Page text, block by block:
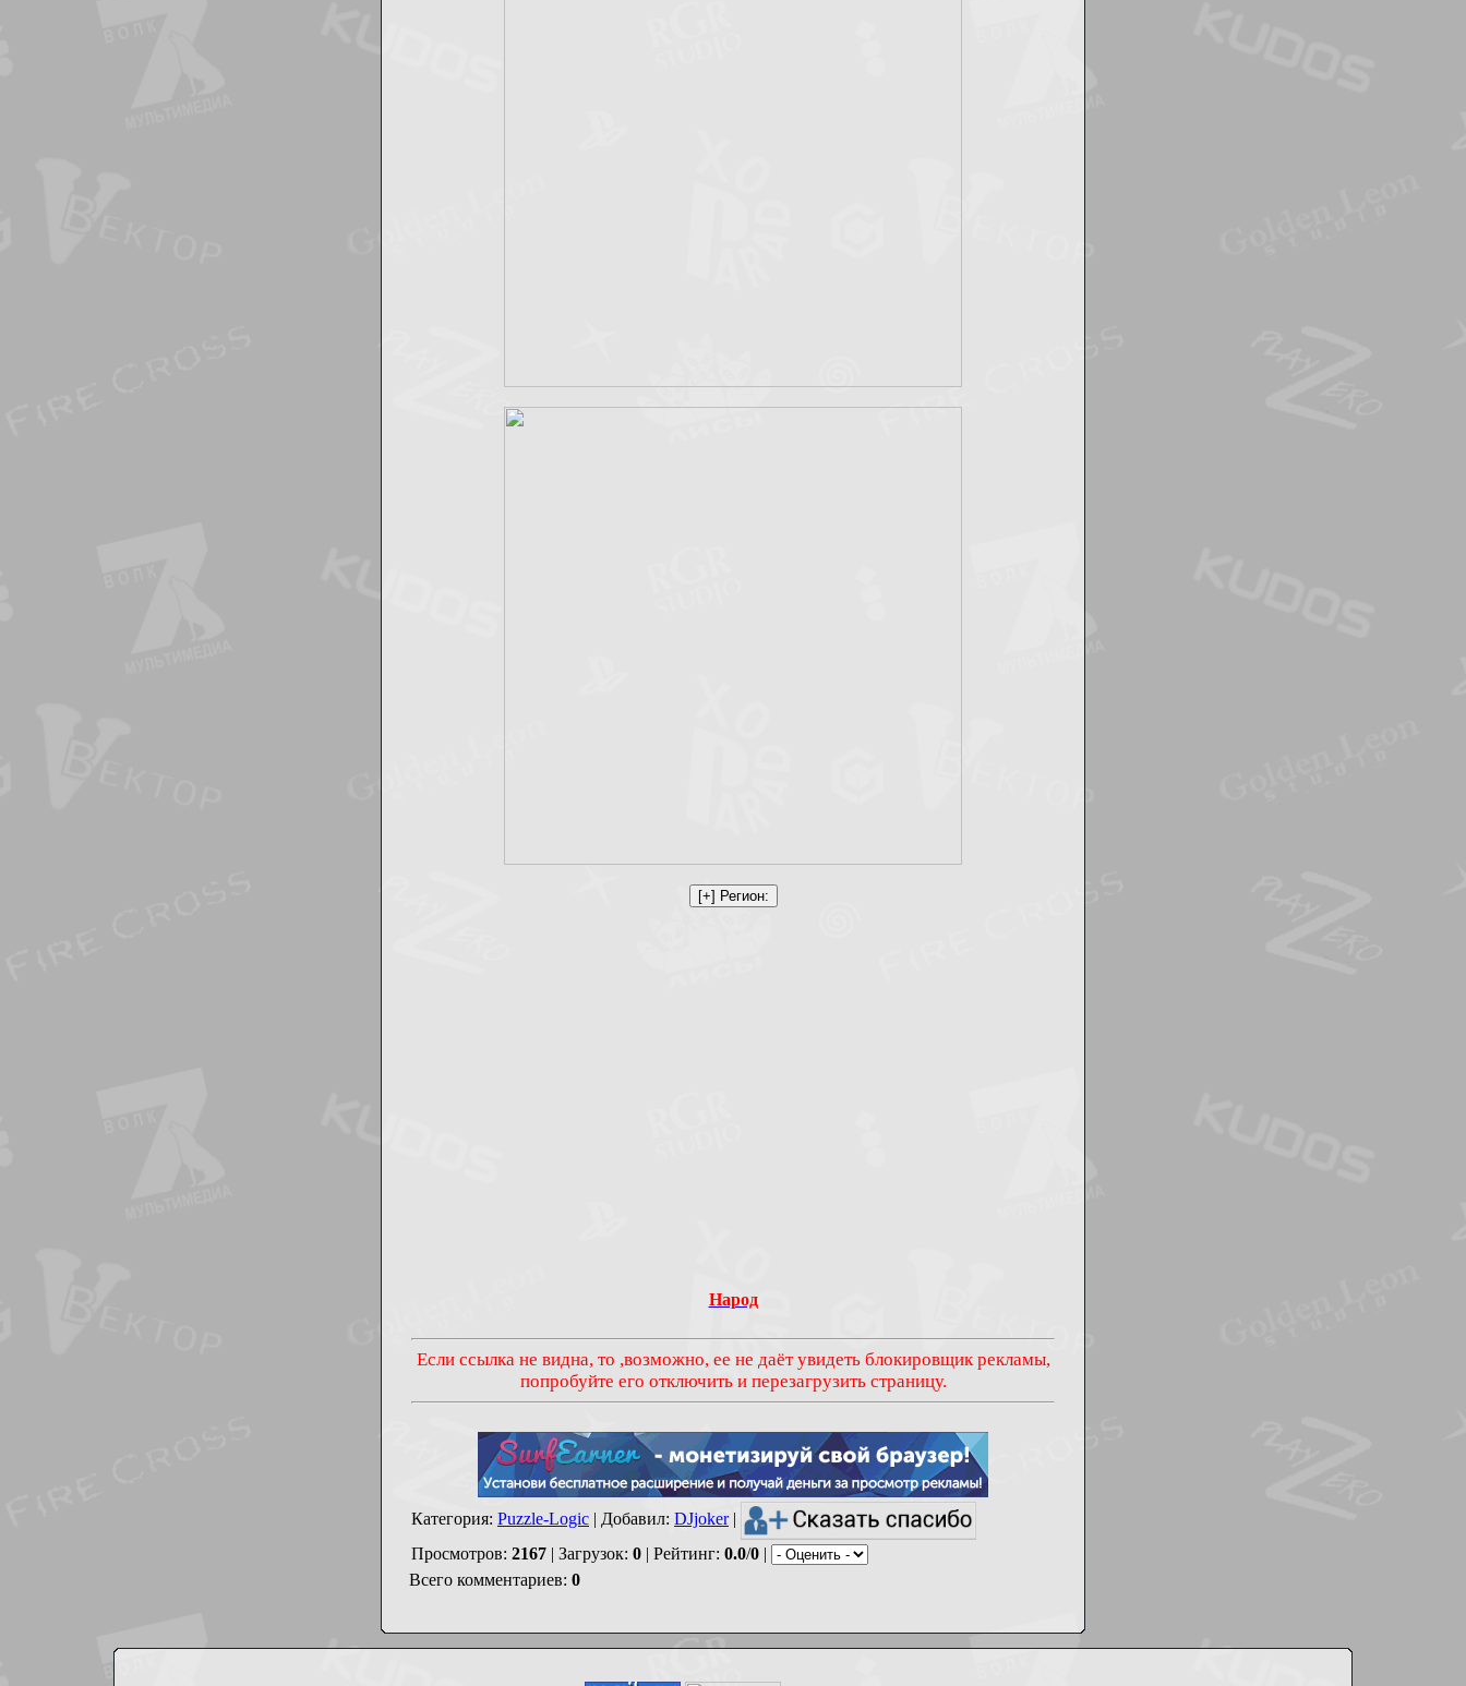
Народ
Если ссылка не видна, то ,возможно, ее не даёт увидеть блокировщик рекламы,
попробуйте его отключить и перезагрузить страницу.
Категория: Puzzle-Logic | Добавил: DJjoker|
Просмотров: 2167 | Загрузок: 0 | Рейтинг: 0.0/0 |
Всего комментариев: 0